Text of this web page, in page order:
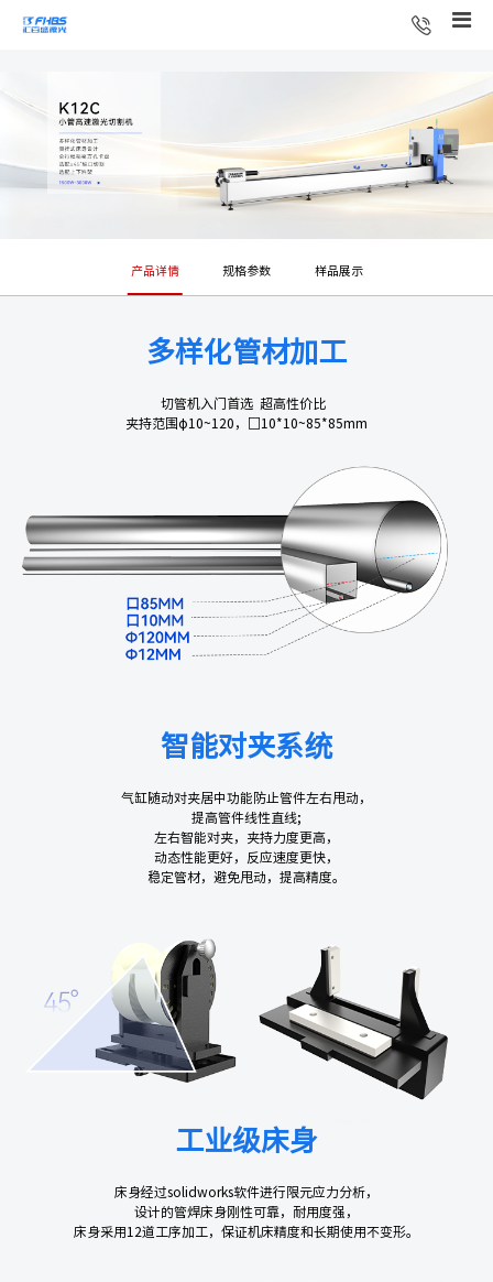
产品详情 规格参数 样品展示
多样化管材加工
切管机入门首选 超高性价比
夹持范围φ10~120，□10*10~85*85mm
智能对夹系统
气缸随动对夹居中功能防止管件左右甩动，
提高管件线性直线;
左右智能对夹，夹持力度更高，
动态性能更好，反应速度更快，
稳定管材，避免甩动，提高精度。
工业级床身
床身经过solidworks软件进行限元应力分析，
设计的管焊床身刚性可靠，耐用度强，
床身采用12道工序加工，保证机床精度和长期使用不变形。